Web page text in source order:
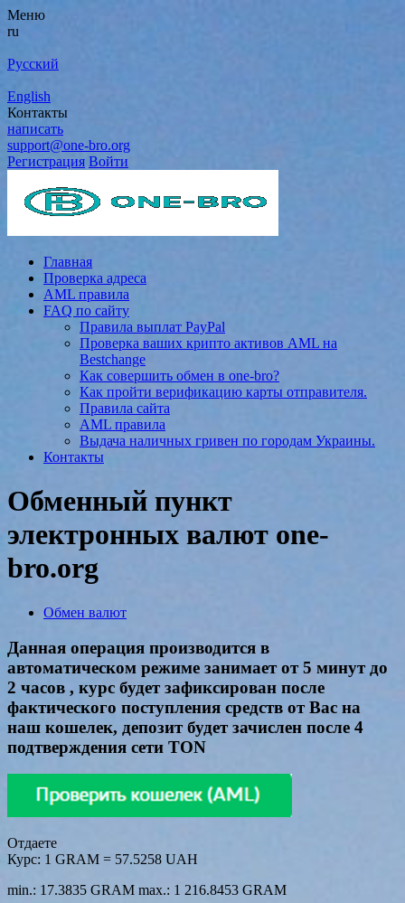
Меню
ru
Русский
English
Контакты
написать
support@one-bro.org
Регистрация Войти
Главная
Проверка адреса
AML правила
FAQ по сайту
Правила выплат PayPal
Проверка ваших крипто активов AML на
Bestchange
Как совершить обмен в one-bro?
Как пройти верификацию карты отправителя.
Правила сайта
AML правила
Выдача наличных гривен по городам Украины.
Контакты
Обменный пункт
электронных валют one-
bro.org
Обмен валют
Данная операция производится в
автоматическом режиме занимает от 5 минут до
2 часов , курс будет зафиксирован после
фактического поступления средств от Вас на
наш кошелек, депозит будет зачислен после 4
подтверждения сети TON
Отдаете
Курс: 1 GRAM = 57.5258 UAH
min.: 17.3835 GRAM max.: 1 216.8453 GRAM